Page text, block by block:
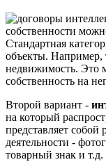
собственности
Стандартная
объекты. Например,
недвижимость. Это
собственность на
Второй вариант -
на который
представляет собой
деятельности -
товарный знак и т.д.